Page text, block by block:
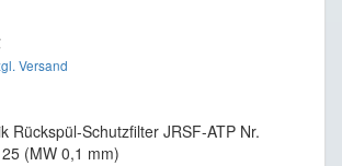
Versand
Rückspül-Schutzfilter JRSF-ATP Nr.
(MW 0,1 mm)